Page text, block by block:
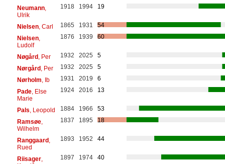
Neumann,
Ulrik
1918 1994 19
Nielsen, Carl 1865 1931
54
Nielsen,
Ludolf
1876 1939 60
Nøgård, Per 1932 2025
5
Nørgård, Per 1932 2025
5
Nørholm , Ib 1931 2019
6
Pade, Else
Marie
1924 2016 13
Pals , Leopold 1884 1966
53
Ramsøe,
Wilhelm
1837 1895 18
Ranggaard,
Rued
1893 1952 44
Riisager,
1897 1974 40